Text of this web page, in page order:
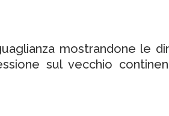
mostrandone le
sul vecchio